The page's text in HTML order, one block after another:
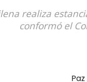
realiza
conformó el